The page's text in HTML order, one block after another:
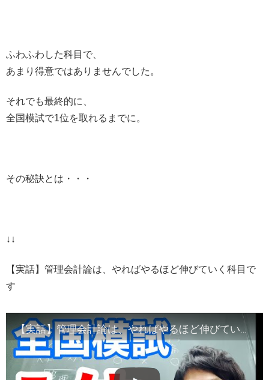
ふわふわした科目で、
あまり得意ではありませんでした。
それでも最終的に、
全国模試で1位を取れるまでに。
その秘訣とは・・・
↓↓
【実話】管理会計論は、やればやるほど伸びていく科目で
す
【実話】管理会計論は、やればやるほど伸びていく科目です